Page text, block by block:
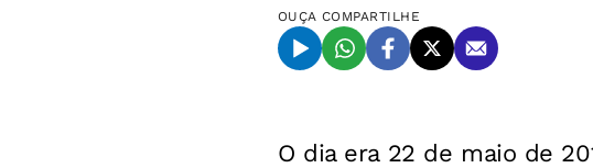
OUÇA COMPARTILHE
O dia era 22 de maio de